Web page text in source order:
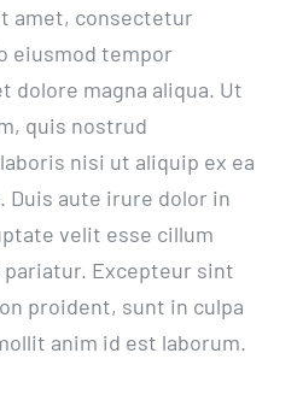
amet, consectetur
eiusmod tempor
dolore magna aliqua. Ut
quis nostrud
nisi ut aliquip ex ea
Duis aute irure dolor in
velit esse cillum
Excepteur sint
proident, sunt in culpa
anim id est laborum.